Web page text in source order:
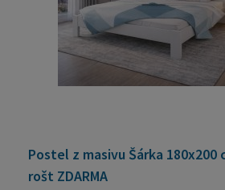
Postel z masivu Šárka 180x200
rošt ZDARMA